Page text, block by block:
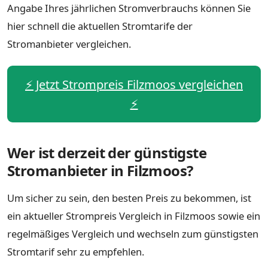
Angabe Ihres jährlichen Stromverbrauchs können Sie
hier schnell die aktuellen Stromtarife der
Stromanbieter vergleichen.
⚡️ Jetzt Strompreis Filzmoos vergleichen
⚡️
Wer ist derzeit der günstigste
Stromanbieter in Filzmoos?
Um sicher zu sein, den besten Preis zu bekommen, ist
ein aktueller Strompreis Vergleich in Filzmoos sowie ein
regelmäßiges Vergleich und wechseln zum günstigsten
Stromtarif sehr zu empfehlen.